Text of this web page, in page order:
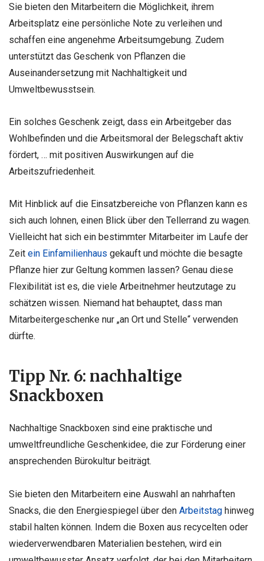
Sie bieten den Mitarbeitern die Möglichkeit, ihrem
Arbeitsplatz eine persönliche Note zu verleihen und
schaffen eine angenehme Arbeitsumgebung. Zudem
unterstützt das Geschenk von Pflanzen die
Auseinandersetzung mit Nachhaltigkeit und
Umweltbewusstsein.
Ein solches Geschenk zeigt, dass ein Arbeitgeber das
Wohlbefinden und die Arbeitsmoral der Belegschaft aktiv
fördert, … mit positiven Auswirkungen auf die
Arbeitszufriedenheit.
Mit Hinblick auf die Einsatzbereiche von Pflanzen kann es
sich auch lohnen, einen Blick über den Tellerrand zu wagen.
Vielleicht hat sich ein bestimmter Mitarbeiter im Laufe der
Zeit ein Einfamilienhaus gekauft und möchte die besagte
Pflanze hier zur Geltung kommen lassen? Genau diese
Flexibilität ist es, die viele Arbeitnehmer heutzutage zu
schätzen wissen. Niemand hat behauptet, dass man
Mitarbeitergeschenke nur „an Ort und Stelle“ verwenden
dürfte.
Tipp Nr. 6: nachhaltige
Snackboxen
Nachhaltige Snackboxen sind eine praktische und
umweltfreundliche Geschenkidee, die zur Förderung einer
ansprechenden Bürokultur beiträgt.
Sie bieten den Mitarbeitern eine Auswahl an nahrhaften
Snacks, die den Energiespiegel über den Arbeitstag hinweg
stabil halten können. Indem die Boxen aus recycelten oder
wiederverwendbaren Materialien bestehen, wird ein